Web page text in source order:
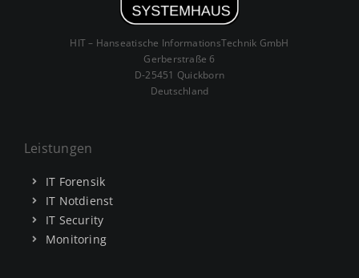
HIT – Hanseatische InformationsTechnik GmbH
Gerberstraße 6
D-25451 Quickborn
Deutschland
Leistungen
IT Forensik
IT Notdienst
IT Security
Monitoring